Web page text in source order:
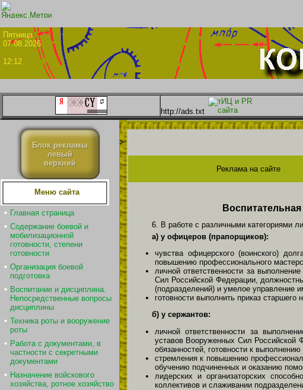
07.08.2026
12:12
http://ads.txt
Блок рекламы
левый
верхний
Меню сайта
Главная страница
Содержание боевой и
мобилизационной
готовности, степени
готовности
Организация боевой
подготовка
Воспитание и дисциплина.
Непосредственные вопросы
дисциплины
Техника роты и вооружение
роты
Работа с документами, в
частности с секретными
документами
Назначение войскового
хозяйства, ротное хозяйство
>
Реклама на сайте
6. В работе с различными категориями
а) у офицеров (прапорщиков):
чувства офицерского (воинского)
повышению профессионального
личной ответственности за
Сил Российской Федерации,
(подразделений) и умелое управление
готовности выполнить приказ
б) у сержантов:
личной ответственности за
уставов Вооруженных Сил Российской
обязанностей, готовности к выполнению
стремления к повышению
обучению подчиненных и оказанию
лидерских и организаторских
коллективов и слаживании